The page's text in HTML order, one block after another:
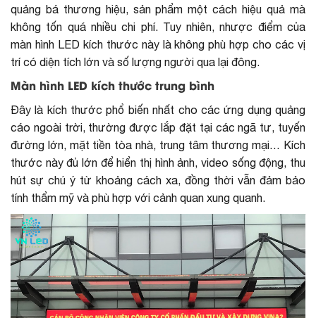
quảng bá thương hiệu, sản phẩm một cách hiệu quả mà
không tốn quá nhiều chi phí. Tuy nhiên, nhược điểm của
màn hình LED kích thước này là không phù hợp cho các vị
trí có diện tích lớn và số lượng người qua lại đông.
Màn hình LED kích thước trung bình
Đây là kích thước phổ biến nhất cho các ứng dụng quảng
cáo ngoài trời, thường được lắp đặt tại các ngã tư, tuyến
đường lớn, mặt tiền tòa nhà, trung tâm thương mại… Kích
thước này đủ lớn để hiển thị hình ảnh, video sống động, thu
hút sự chú ý từ khoảng cách xa, đồng thời vẫn đảm bảo
tính thẩm mỹ và phù hợp với cảnh quan xung quanh.